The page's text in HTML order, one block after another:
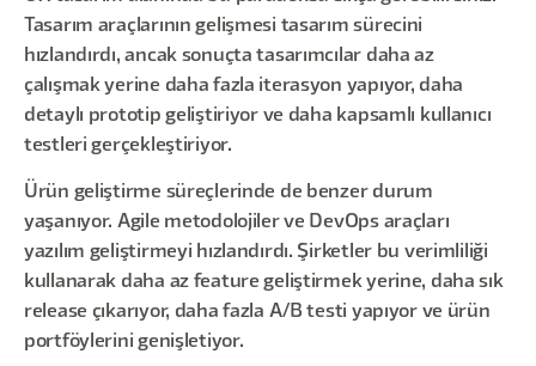
Tasarım araçlarının gelişmesi tasarım sürecini
hızlandırdı, ancak sonuçta tasarımcılar daha az
çalışmak yerine daha fazla iterasyon yapıyor, daha
detaylı prototip geliştiriyor ve daha kapsamlı kullanıcı
testleri gerçekleştiriyor.
Ürün geliştirme süreçlerinde de benzer durum
yaşanıyor. Agile metodolojiler ve DevOps araçları
yazılım geliştirmeyi hızlandırdı. Şirketler bu verimliliği
kullanarak daha az feature geliştirmek yerine, daha sık
release çıkarıyor, daha fazla A/B testi yapıyor ve ürün
portföylerini genişletiyor.